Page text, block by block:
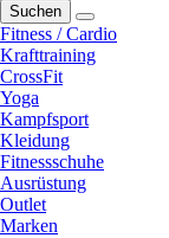
Suchen
Fitness / Cardio
Krafttraining
CrossFit
Yoga
Kampfsport
Kleidung
Fitnessschuhe
Ausrüstung
Outlet
Marken